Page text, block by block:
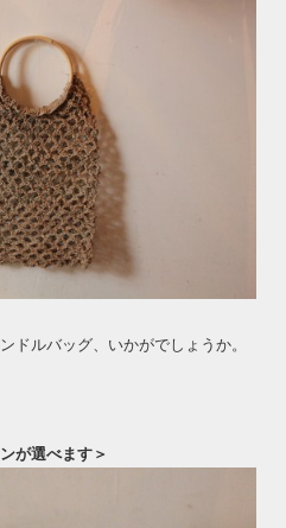
ドルバッグ、いかがでしょうか。
が選べます＞